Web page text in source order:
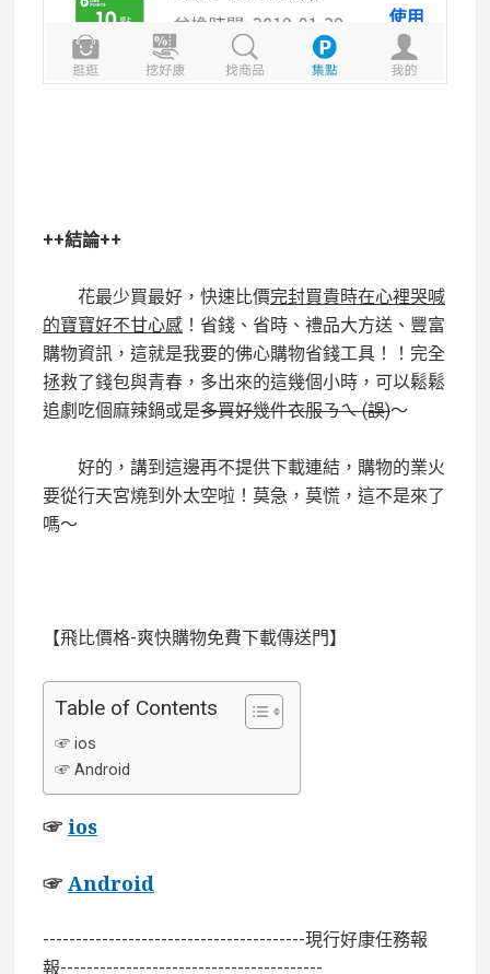
++結論++
花最少買最好，快速比價完封買貴時在心裡哭喊
的寶寶好不甘心感 ！省錢、省時、禮品大方送、豐富
購物資訊，這就是我要的佛心購物省錢工具！！完全
拯救了錢包與青春，多出來的這幾個小時，可以鬆鬆
追劇吃個麻辣鍋或是多買好幾件衣服ㄋㄟ(誤)～
好的，講到這邊再不提供下載連結，購物的業火
要從行天宮燒到外太空啦！莫急，莫慌，這不是來了
嗎～
【飛比價格-爽快購物免費下載傳送門】
Table of Contents
☞ ios
☞ Android
☞ ios
☞ Android
----------------------------------------現行好康任務報
報----------------------------------------